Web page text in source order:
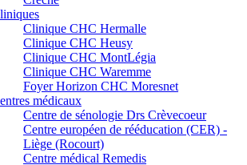
Clinique CHC Hermalle
Clinique CHC Heusy
Clinique CHC MontLégia
Clinique CHC Waremme
Foyer Horizon CHC Moresnet
médicaux
Centre de sénologie Drs Crèvecoeur
Centre européen de rééducation (CER) -
Liège (Rocourt)
Centre médical Remedis